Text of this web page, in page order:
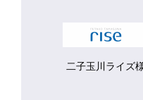
二子玉川ライズ